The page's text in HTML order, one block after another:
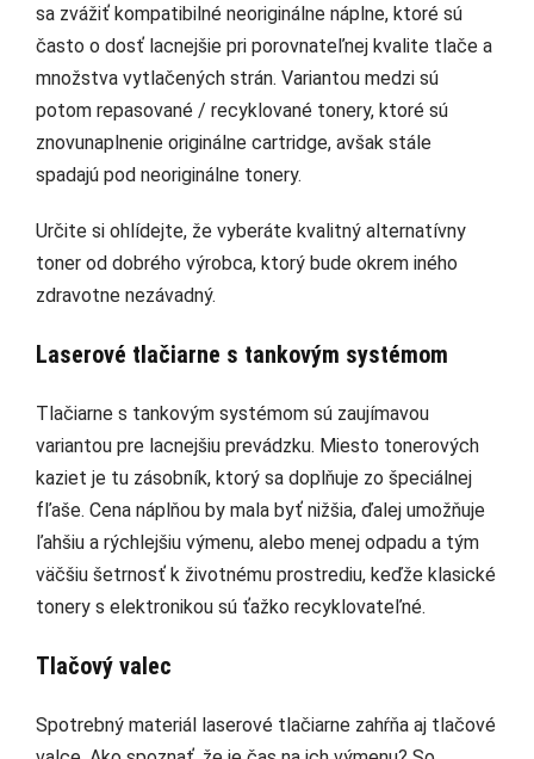
sa zvážiť kompatibilné neoriginálne náplne, ktoré sú
často o dosť lacnejšie pri porovnateľnej kvalite tlače a
množstva vytlačených strán. Variantou medzi sú
potom repasované / recyklované tonery, ktoré sú
znovunaplnenie originálne cartridge, avšak stále
spadajú pod neoriginálne tonery.
Určite si ohlídejte, že vyberáte kvalitný alternatívny
toner od dobrého výrobca, ktorý bude okrem iného
zdravotne nezávadný.
Laserové tlačiarne s tankovým systémom
Tlačiarne s tankovým systémom sú zaujímavou
variantou pre lacnejšiu prevádzku. Miesto tonerových
kaziet je tu zásobník, ktorý sa doplňuje zo špeciálnej
fľaše. Cena náplňou by mala byť nižšia, ďalej umožňuje
ľahšiu a rýchlejšiu výmenu, alebo menej odpadu a tým
väčšiu šetrnosť k životnému prostrediu, keďže klasické
tonery s elektronikou sú ťažko recyklovateľné.
Tlačový valec
Spotrebný materiál laserové tlačiarne zahŕňa aj tlačové